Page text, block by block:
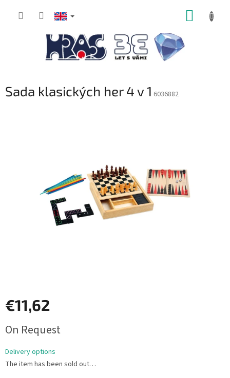
Sada klasických her 4 v 1 6036882
€11,62
price:
On Request
Delivery options
The item has been sold out…